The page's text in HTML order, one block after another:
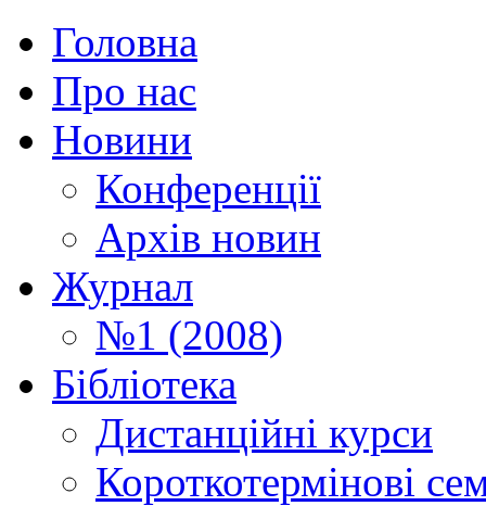
Головна
Про нас
Новини
Конференції
Архів новин
Журнал
№1 (2008)
Бібліотека
Дистанційні курси
Короткотермінові